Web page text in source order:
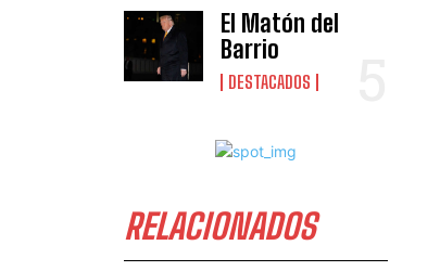
El Matón del
Barrio
DESTACADOS
RELACIONADOS